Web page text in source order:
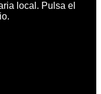
local. Pulsa el